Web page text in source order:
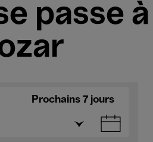
passe à
Prochains 7 jours